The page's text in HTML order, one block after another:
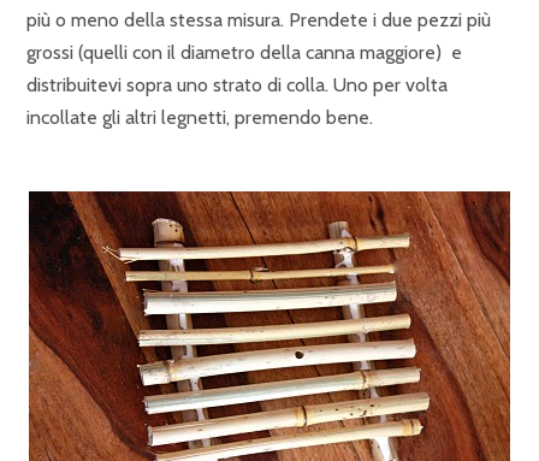
più o meno della stessa misura. Prendete i due pezzi più
grossi (quelli con il diametro della canna maggiore) e
distribuitevi sopra uno strato di colla. Uno per volta
incollate gli altri legnetti, premendo bene.